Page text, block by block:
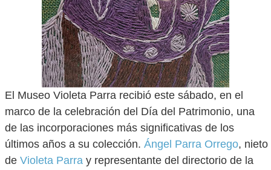
El Museo Violeta Parra recibió este sábado, en el
marco de la celebración del Día del Patrimonio, una
de las incorporaciones más significativas de los
últimos años a su colección. Ángel Parra Orrego, nieto
de Violeta Parra y representante del directorio de la